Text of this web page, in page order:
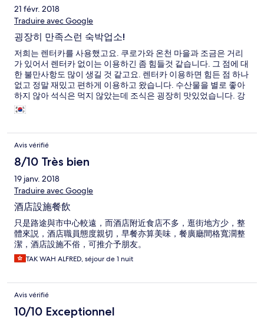
21 févr. 2018
Traduire avec Google
굉장히 만족스런 숙박업소!
저희는 렌터카를 사용했고요. 쿠로가와 온천 마을과 조금은 거리
가 있어서 렌터카 없이는 이용하긴 좀 힘들것 같습니다. 그 점에 대
한 불만사항도 많이 생길 것 같고요. 렌터카 이용하면 힘든 점 하나
없고 정말 재밌고 편하게 이용하고 왔습니다. 수산물을 별로 좋아
하지 않아 석식은 먹지 않았는데 조식은 굉장히 맛있었습니다. 강
력추천합니다. 가족탕이랑 방에 딸린 탕이랑 비슷하거나 거의 같
으므로 사용 안하시는걸 추천드려요. 300엔 추가 요금 있습니다.
좋았습니다. 주변지역에서 하나를 낮춘건 저희는 렌터카라 상관이
없지만 대중교통을 이용하시는 분들을 위해 낮춰뒀습니다. 도움드
리려고 이것저것 적긴했는데 도움이 많이 됐으면 합니다. 좋은 여
행되세요.
Avis vérifié
8/10 Très bien
19 janv. 2018
Traduire avec Google
酒店設施餐飲
只是路途與市中心較遠，而酒店附近食店不多，逛街地方少，整
體來説，酒店職員態度親切，早餐亦算美味，餐廣廳間格寬濶整
潔，酒店設施不俗，可推介予朋友。
TAK WAH ALFRED, séjour de 1 nuit
Avis vérifié
10/10 Exceptionnel